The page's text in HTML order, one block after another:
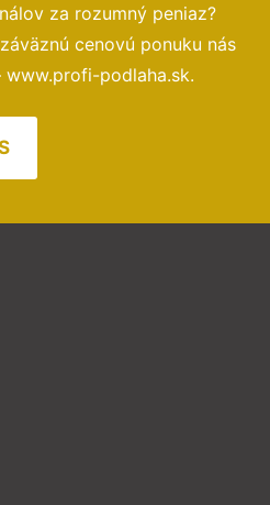
za rozumný peniaz?
cenovú ponuku nás
podlaha.sk.